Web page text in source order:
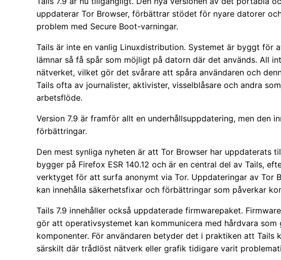
uppdaterar Tor Browser, förbättrar stödet för nyare datorer
problem med Secure Boot-varningar.
Tails är inte en vanlig Linuxdistribution. Systemet är byggt för
lämnar så få spår som möjligt på datorn där det används. All
nätverket, vilket gör det svårare att spåra användaren och
Tails ofta av journalister, aktivister, visselblåsare och andra
arbetsflöde.
Version 7.9 är framför allt en underhållsuppdatering, men den
förbättringar.
Den mest synliga nyheten är att Tor Browser har uppdaterats
bygger på Firefox ESR 140.12 och är en central del av Tails,
verktyget för att surfa anonymt via Tor. Uppdateringar av Tor
kan innehålla säkerhetsfixar och förbättringar som påverkar
Tails 7.9 innehåller också uppdaterade firmwarepaket.
gör att operativsystemet kan kommunicera med hårdvara
komponenter. För användaren betyder det i praktiken att Tails
särskilt där trådlöst nätverk eller grafik tidigare varit